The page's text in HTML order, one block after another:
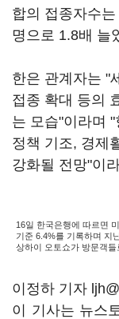
합의 접종자수
명으로 1.8배 늘
한은 관계자는 "
접종 확대 등의
는 모습"이라며
정책 기조, 경제
강화될 전망"이
16일 한국은행에 따르면
기준 6.4%를 기록하며 지
상하이 오토쇼가 방문객
이정하 기자
이 기사는 뉴스